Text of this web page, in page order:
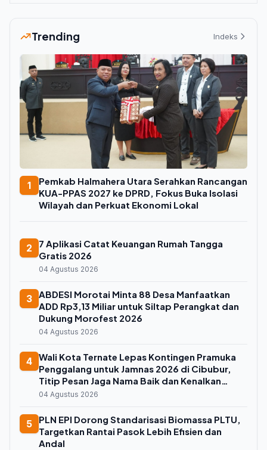
Trending Indeks
1
Pemkab Halmahera Utara Serahkan Rancangan
KUA-PPAS 2027 ke DPRD, Fokus Buka Isolasi
Wilayah dan Perkuat Ekonomi Lokal
2
7 Aplikasi Catat Keuangan Rumah Tangga
Gratis 2026
04 Agustus 2026
3 ABDESI Morotai Minta 88 Desa Manfaatkan
ADD Rp3,13 Miliar untuk Siltap Perangkat dan
Dukung Morofest 2026
04 Agustus 2026
4 Wali Kota Ternate Lepas Kontingen Pramuka
Penggalang untuk Jamnas 2026 di Cibubur,
Titip Pesan Jaga Nama Baik dan Kenalkan
Budaya Lokal
04 Agustus 2026
5
PLN EPI Dorong Standarisasi Biomassa PLTU,
Targetkan Rantai Pasok Lebih Efisien dan
Andal